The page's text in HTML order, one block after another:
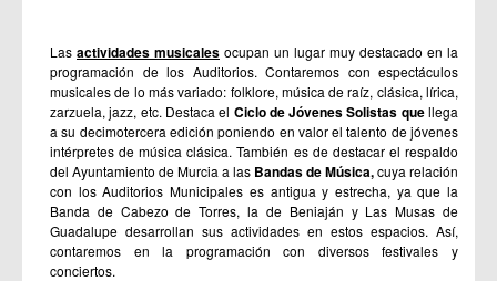
Las actividades musicales ocupan un lugar muy destacado en la
programación de los Auditorios. Contaremos con espectáculos
musicales de lo más variado: folklore, música de raíz, clásica, lírica,
zarzuela, jazz, etc. Destaca el Ciclo de Jóvenes Solistas quellega
a su decimotercera edición poniendo en valor el talento de jóvenes
intérpretes de música clásica. También es de destacar el respaldo
del Ayuntamiento de Murcia a las Bandas de Música,cuya relación
con los Auditorios Municipales es antigua y estrecha, ya que la
Banda de Cabezo de Torres, la de Beniaján y Las Musas de
Guadalupe desarrollan sus actividades en estos espacios. Así,
contaremos en la programación con diversos festivales y
conciertos.